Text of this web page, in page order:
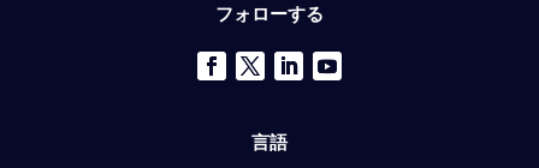
フォローする
言語